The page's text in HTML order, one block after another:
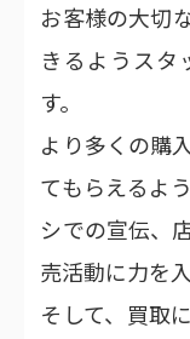
お客様の大切
きるようスタ
す。
より多くの購
てもらえるよ
シでの宣伝、
売活動に力を
そして、買取